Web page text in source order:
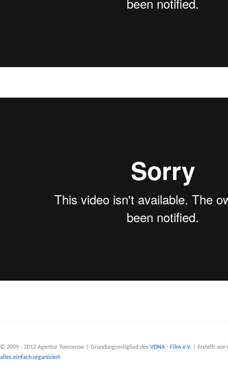
© 2009 - 2012 Agentur Tomorrow | Gründungsmitglied des VDNA - Film e.V. | Erstellt von
alles.einfach.organisiert